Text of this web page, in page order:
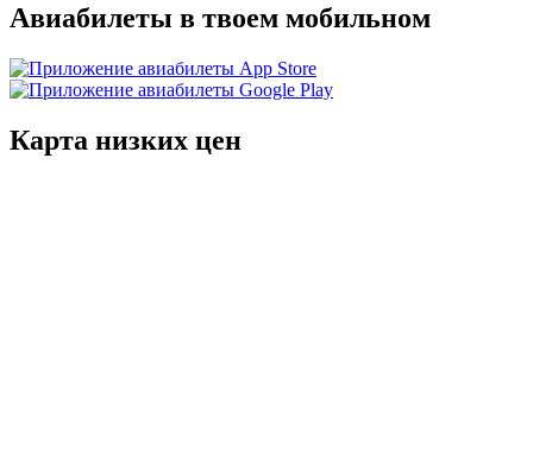
Авиабилеты в твоем мобильном
Карта низких цен